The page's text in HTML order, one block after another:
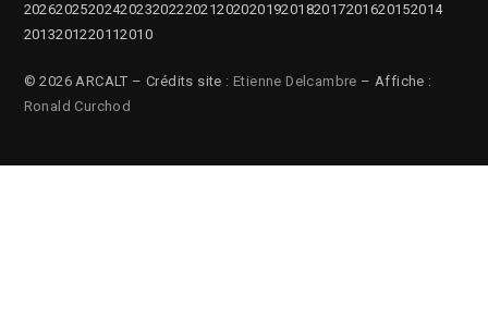
2026202520242023202220212020201920182017201620152014
2013201220112010
© 2026 ARCALT – Crédits site : Etienne Delcambre – Affiche :
Ronald Curchod